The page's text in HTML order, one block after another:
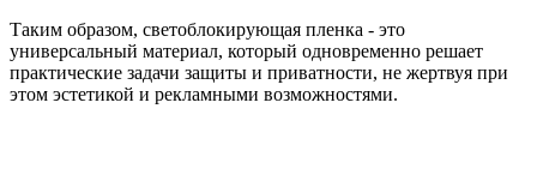
Таким образом, светоблокирующая пленка - это
универсальный материал, который одновременно решает
практические задачи защиты и приватности, не жертвуя при
этом эстетикой и рекламными возможностями.